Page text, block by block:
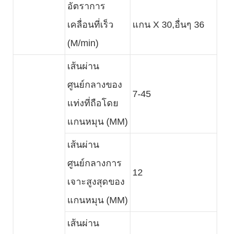
อัตราการ
เคลื่อนที่เร็ว
(M/min)
แกน X 30,อื่นๆ 36
เส้นผ่าน
ศูนย์กลางของ
แท่งที่ถือโดย
แกนหมุน (MM)
7-45
เส้นผ่าน
ศูนย์กลางการ
เจาะสูงสุดของ
แกนหมุน (MM)
12
เส้นผ่าน